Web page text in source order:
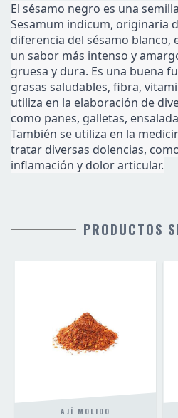
El sésamo negro es una
Sesamum indicum, originaria
diferencia del sésamo blanco,
un sabor más intenso y
gruesa y dura. Es una buena
grasas saludables, fibra,
utiliza en la elaboración de
como panes, galletas,
También se utiliza en la
tratar diversas dolencias,
inflamación y dolor articular.
PRODUCTOS
AJÍ MOLIDO